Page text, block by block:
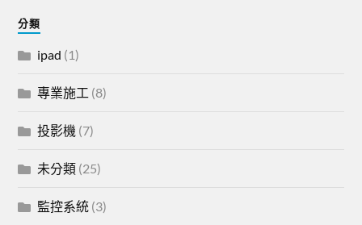
分類
ipad (1)
專業施工 (8)
投影機 (7)
未分類 (25)
監控系統 (3)